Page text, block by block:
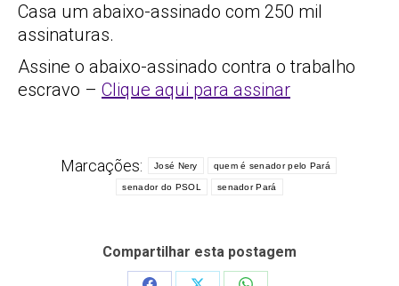
Casa um abaixo-assinado com 250 mil
assinaturas.
Assine o abaixo-assinado contra o trabalho
escravo – Clique aqui para assinar
Marcações: José Nery quem é senador pelo Pará
senador do PSOL senador Pará
Compartilhar esta postagem